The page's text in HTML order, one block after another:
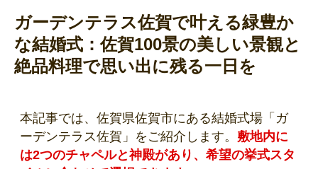
ガーデンテラス佐賀で叶える緑豊か
な結婚式：佐賀100景の美しい景観と
絶品料理で思い出に残る一日を
本記事では、佐賀県佐賀市にある結婚式場「ガ
ーデンテラス佐賀」をご紹介します。 敷地内に
は2つのチャペルと神殿があり、希望の挙式スタ